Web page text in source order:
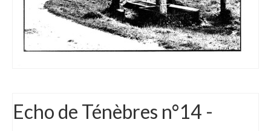
SSAPO
Les Rynolfes
SCHS
Echo de Ténèbres n°14 -